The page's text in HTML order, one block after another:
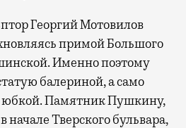
Георгий Мотовилов
примой Большого
Именно поэтому
балериной, а само
Памятник Пушкину,
начале Тверского бульвара,